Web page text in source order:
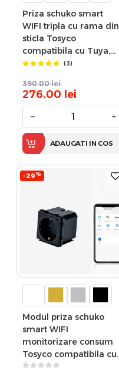
Priza schuko smart
WIFI tripla cu rama din
sticla Tosyco
compatibila cu Tuya,
Google Home, Amazon
(3)
390.00 lei
276.00 lei
− +
ADAUGATI IN COS
-29%
Modul priza schuko
smart WIFI
monitorizare consum
Tosyco compatibila cu
Tuya, Google Home,